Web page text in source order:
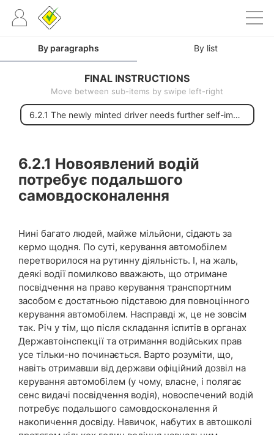
By paragraphs By list
FINAL INSTRUCTIONS
Move between sub-items by swipe left-right
6.2.1 The newly minted driver needs further self-improvement
6.2.1 Новоявлений водій
потребує подальшого
самовдосконалення
Нині багато людей, майже мільйони, сідають за
кермо щодня. По суті, керування автомобілем
перетворилося на рутинну діяльність. І, на жаль,
деякі водії помилково вважають, що отримане
посвідчення на право керування транспортним
засобом є достатньою підставою для повноцінного
керування автомобілем. Насправді ж, це не зовсім
так. Річ у тім, що після складання іспитів в органах
Державтоінспекції та отримання водійських прав
усе тільки-но починається. Варто розуміти, що,
навіть отримавши від держави офіційний дозвіл на
керування автомобілем (у чому, власне, і полягає
сенс видачі посвідчення водія), новоспечений водій
потребує подальшого самовдосконалення й
накопичення досвіду. Навичок, набутих в автошколі